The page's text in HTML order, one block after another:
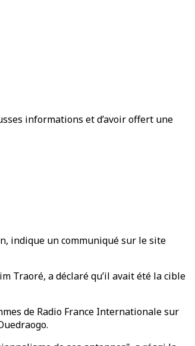
informations et d’avoir offert une
indique un communiqué sur le site
Traoré, a déclaré qu’il avait été la cible
de Radio France Internationale sur